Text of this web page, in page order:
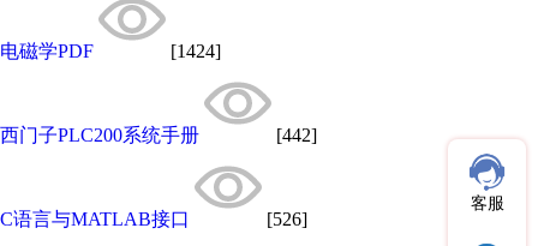
电磁学PDF [1424]
西门子PLC200系统手册 [442]
C语言与MATLAB接口 [526]
客服